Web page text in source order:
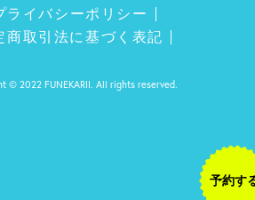
予約す
ライバシーポリシー
商取引法に基づく表記
© 2022 FUNEKARII. All rights reserved.